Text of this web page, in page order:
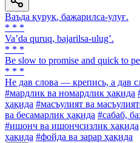
Ваъда қуруқ, бажарилса-улуғ.
* * *
Vaʼda quruq, bajarilsa-ulugʼ.
* * *
Be slow to promise and quick to
* * *
He дав слова — крепись, а дав
#мардлик ва номардлик ҳақида
ҳақида #масъулият ва
ва бесамарлик ҳақида #сабаб,
#ишонч ва ишончсизлик ҳақида
ҳақида #фойда ва зарар ҳақида